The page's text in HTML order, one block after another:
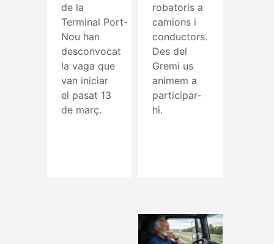
de la
Terminal Port-
Nou han
desconvocat
la vaga que
van iniciar
el pasat 13
de març.
robatoris a
camions i
conductors.
Des del
Gremi us
animem a
participar-
hi.